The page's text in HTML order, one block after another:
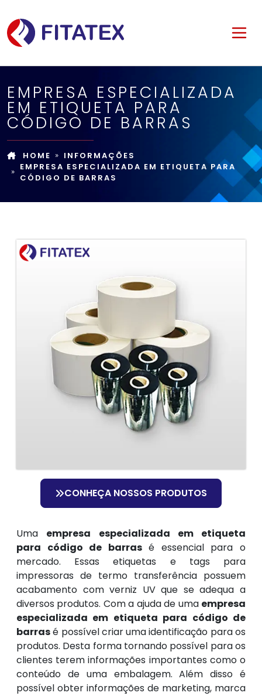
EMPRESA ESPECIALIZADA
EM ETIQUETA PARA
CÓDIGO DE BARRAS
HOME
INFORMAÇÕES
EMPRESA ESPECIALIZADA EM ETIQUETA PARA
CÓDIGO DE BARRAS
Uma empresa especializada em etiqueta
para código de barrasé essencial para o
mercado. Essas etiquetas e tags para
impressoras de termo transferência possuem
acabamento com verniz UV que se adequa a
diversos produtos. Com a ajuda de uma empresa
especializada em etiqueta para código de
barrasé possível criar uma identificação para os
produtos. Desta forma tornando possível para os
clientes terem informações importantes como o
conteúdo de uma embalagem. Além disso é
possível obter informações de marketing, marca
CONHEÇA NOSSOS PRODUTOS